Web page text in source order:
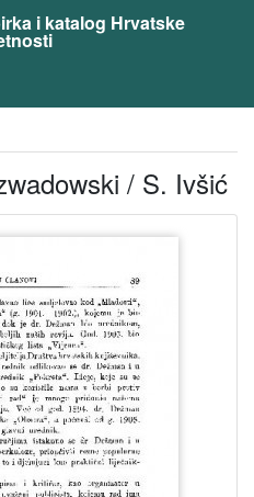
i katalog Hrvatske
/ S. Ivšić